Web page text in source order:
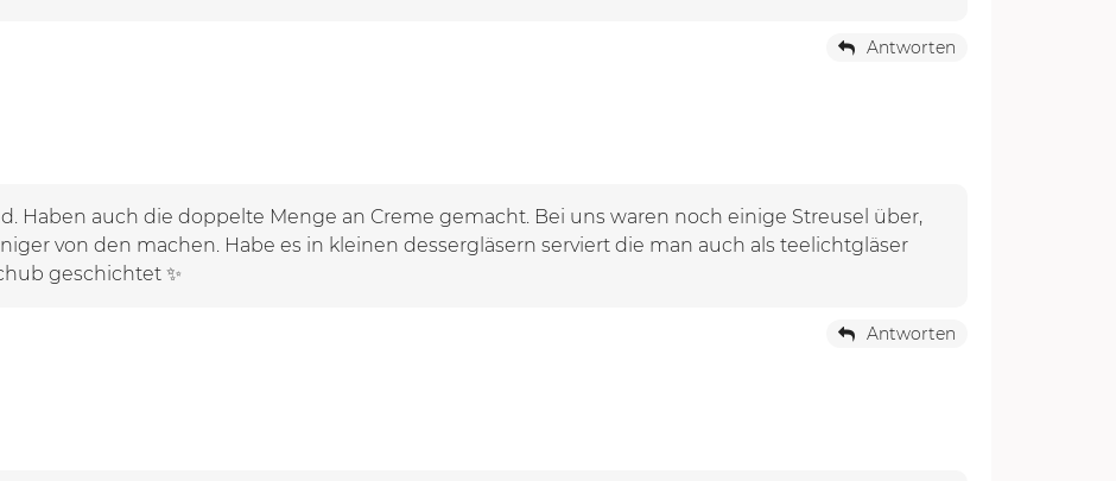
Antworten
Haben auch die doppelte Menge an Creme gemacht. Bei uns waren noch einige Streusel über,
von den machen. Habe es in kleinen dessergläsern serviert die man auch als teelichtgläser
geschichtet ✨
Antworten